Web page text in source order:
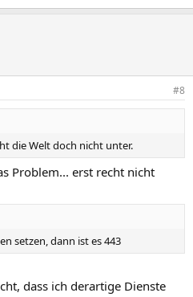
#8
die Welt doch nicht unter.
Problem... erst recht nicht
setzen, dann ist es 443
dass ich derartige Dienste